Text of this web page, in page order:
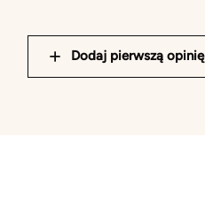
Dodaj pierwszą opinię